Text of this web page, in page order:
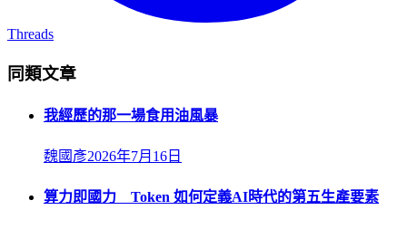
Threads
同類文章
我經歷的那一場食用油風暴
魏國彥2026年7月16日
算力即國力 Token 如何定義AI時代的第五生產要素